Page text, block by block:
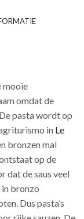
mooie
omdat de
pasta wordt op
in Le
bronzen mal
op de
dat de saus veel
bronzo
Dus pasta’s